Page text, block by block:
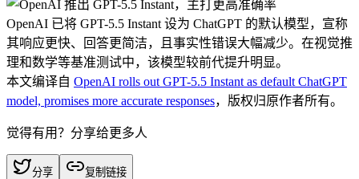
OpenAI 已将 GPT-5.5 Instant 设为 ChatGPT 的默认模型，宣称
其响应更快、回答更简洁，且事实性错误大幅减少。在视觉推
理和数学等基准测试中，该模型较前代提升明显。
本文编译自 OpenAI rolls out GPT-5.5 Instant as default ChatGPT
model, promises more accurate responses，版权归原作者所有。
觉得有用？分享给更多人
分享 复制链接